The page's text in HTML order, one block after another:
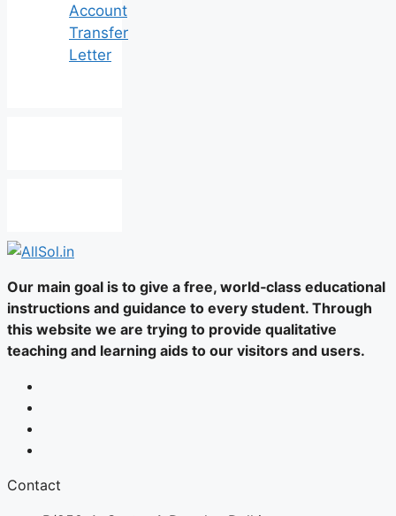
Account
Transfer
Letter
Our main goal is to give a free, world‑class educational
instructions and guidance to every student. Through
this website we are trying to provide qualitative
teaching and learning aids to our visitors and users.
Contact